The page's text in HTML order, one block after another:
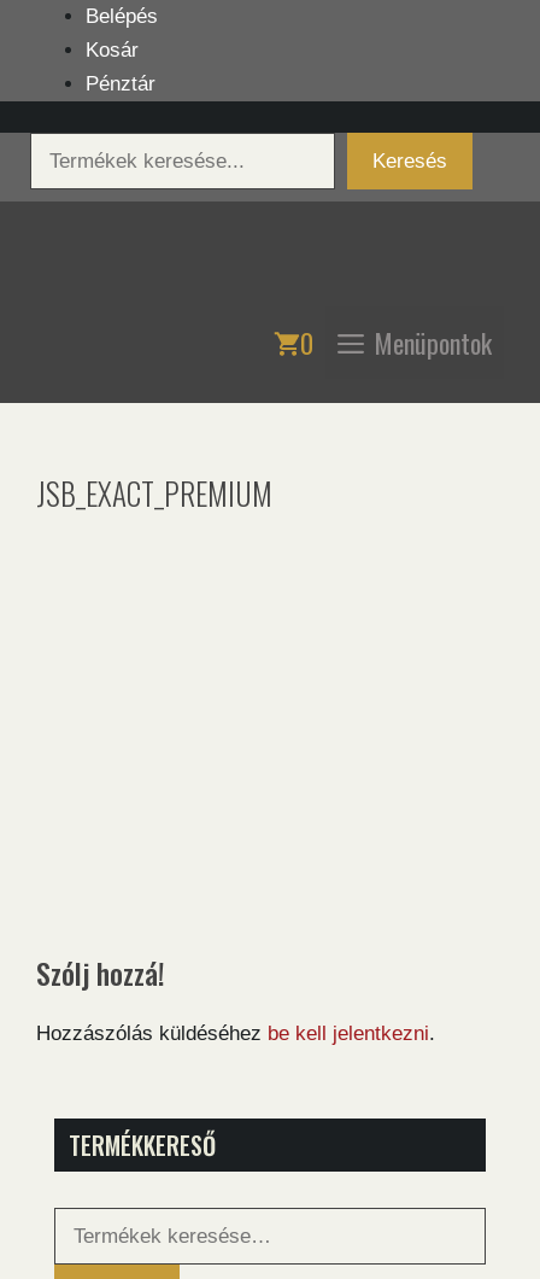
tartalomba
Belépés
Kosár
Pénztár
Keresés
Keresés
0 Menüpontok
JSB_EXACT_PREMIUM
Szólj hozzá!
Hozzászólás küldéséhez be kell jelentkezni.
TERMÉKKERESŐ
Keresés